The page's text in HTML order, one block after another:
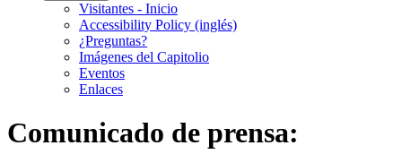
Visitantes - Inicio
Accessibility Policy (inglés)
¿Preguntas?
Imágenes del Capitolio
Eventos
Enlaces
Comunicado de prensa: